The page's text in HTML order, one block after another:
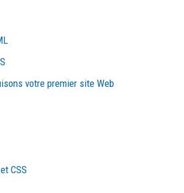
votre premier site Web
CSS